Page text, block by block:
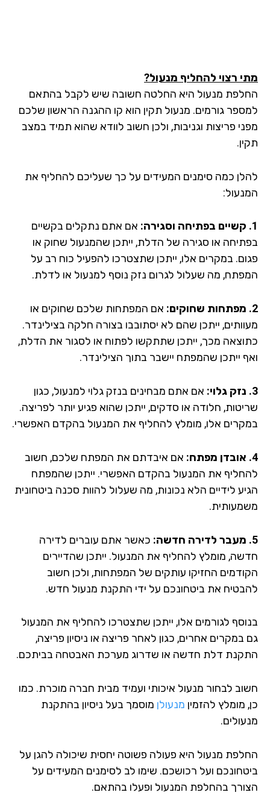
רצוי להחליף מנעול?
מנעול היא החלטה חשובה שיש לקבל בהתאם
גורמים. מנעול תקין הוא קו ההגנה הראשון שלכם
פריצות וגניבות, ולכן חשוב לוודא שהוא תמיד במצב
כמה סימנים המעידים על כך שעליכם להחליף את
אם אתם נתקלים בקשיים
או סגירה של הדלת, ייתכן שהמנעול שחוק או
במקרים אלו, ייתכן שתצטרכו להפעיל כוח רב על
מה שעלול לגרום נזק נוסף למנעול או לדלת.
אם המפתחות שלכם שחוקים או
ייתכן שהם לא יסתובבו בצורה חלקה בצילינדר.
מכך, ייתכן שתתקשו לפתוח או לסגור את הדלת,
ייתכן שהמפתח יישבר בתוך הצילינדר.
אם אתם מבחינים בנזק גלוי למנעול, כגון
חלודה או סדקים, ייתכן שהוא פגיע יותר לפריצה.
אלו, מומלץ להחליף את המנעול בהקדם האפשרי.
אם איבדתם את המפתח שלכם, חשוב
את המנעול בהקדם האפשרי. ייתכן שהמפתח
לידיים הלא נכונות, מה שעלול להוות סכנה ביטחונית
כאשר אתם עוברים לדירה
מומלץ להחליף את המנעול. ייתכן שהדיירים
החזיקו עותקים של המפתחות, ולכן חשוב
את ביטחונכם על ידי התקנת מנעול חדש.
לגורמים אלו, ייתכן שתצטרכו להחליף את המנעול
במקרים אחרים, כגון לאחר פריצה או ניסיון פריצה,
דלת חדשה או שדרוג מערכת האבטחה בביתכם.
לבחור מנעול איכותי ועמיד מבית חברה מוכרת. כמו
מומלץ להזמיןמנעולןמוסמך בעל ניסיון בהתקנת
מנעול היא פעולה פשוטה יחסית שיכולה להגן על
ועל רכושכם. שימו לב לסימנים המעידים על
בהחלפת המנעול ופעלו בהתאם.